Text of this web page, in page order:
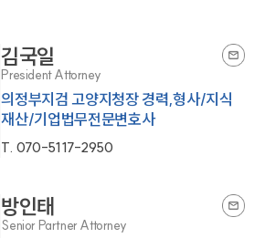
김국일
President Attorney
의정부지검 고양지청장 경력,형사/지식
재산/기업법무전문변호사
T. 070-5117-2950
방인태
Senior Partner Attorney